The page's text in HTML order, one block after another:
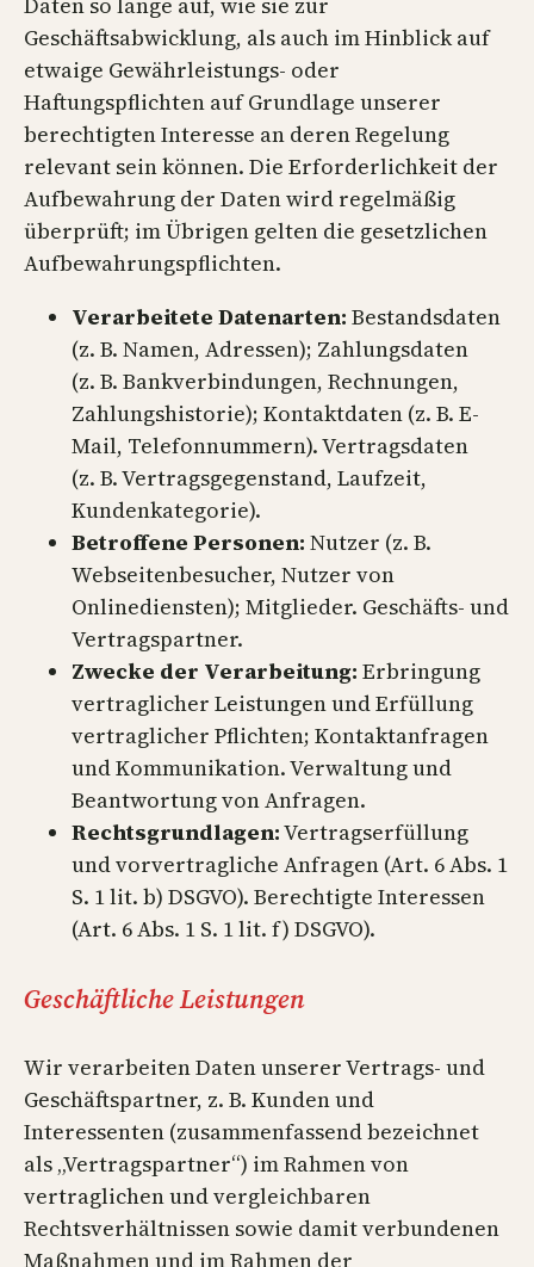
Geschäftsabwicklung, als auch im Hinblick auf
etwaige Gewährleistungs- oder
Haftungspflichten auf Grundlage unserer
berechtigten Interesse an deren Regelung
relevant sein können. Die Erforderlichkeit der
Aufbewahrung der Daten wird regelmäßig
überprüft; im Übrigen gelten die gesetzlichen
Aufbewahrungspflichten.
Verarbeitete Datenarten: Bestandsdaten
(z. B. Namen, Adressen); Zahlungsdaten
(z. B. Bankverbindungen, Rechnungen,
Zahlungshistorie); Kontaktdaten (z. B. E-
Mail, Telefonnummern). Vertragsdaten
(z. B. Vertragsgegenstand, Laufzeit,
Kundenkategorie).
Betroffene Personen: Nutzer (z. B.
Webseitenbesucher, Nutzer von
Onlinediensten); Mitglieder. Geschäfts- und
Vertragspartner.
Zwecke der Verarbeitung: Erbringung
vertraglicher Leistungen und Erfüllung
vertraglicher Pflichten; Kontaktanfragen
und Kommunikation. Verwaltung und
Beantwortung von Anfragen.
Rechtsgrundlagen:Vertragserfüllung
und vorvertragliche Anfragen (Art. 6 Abs. 1
S. 1 lit. b) DSGVO). Berechtigte Interessen
(Art. 6 Abs. 1 S. 1 lit. f) DSGVO).
Geschäftliche Leistungen
Wir verarbeiten Daten unserer Vertrags- und
Geschäftspartner, z. B. Kunden und
Interessenten (zusammenfassend bezeichnet
als „Vertragspartner“) im Rahmen von
vertraglichen und vergleichbaren
Rechtsverhältnissen sowie damit verbundenen
Maßnahmen und im Rahmen der